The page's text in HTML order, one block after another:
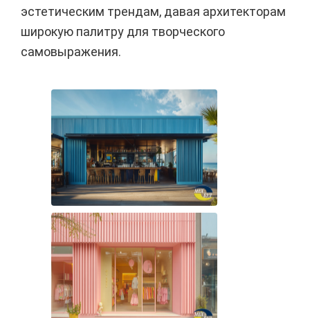
эстетическим трендам, давая архитекторам
широкую палитру для творческого
самовыражения.